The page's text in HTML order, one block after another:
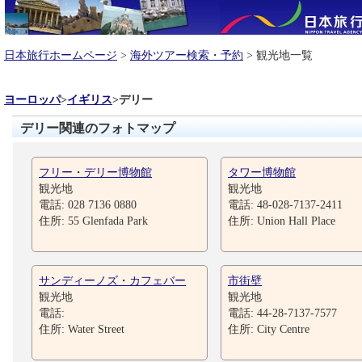
日本旅行ホームページ > 海外ツアー検索・予約 > 観光地一覧
ヨーロッパ>イギリス>デリー
デリー関連のフォトマップ
フリー・デリー博物館
観光地
電話: 028 7136 0880
住所: 55 Glenfada Park
タワー博物館
観光地
電話: 48-028-7137-2411
住所: Union Hall Place
サンディーノズ・カフェバー
観光地
電話:
住所: Water Street
市街壁
観光地
電話: 44-28-7137-7577
住所: City Centre